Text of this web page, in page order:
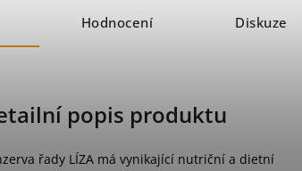
Hodnocení Diskuze
popis produktu
řady LÍZA má vynikající nutriční a dietní